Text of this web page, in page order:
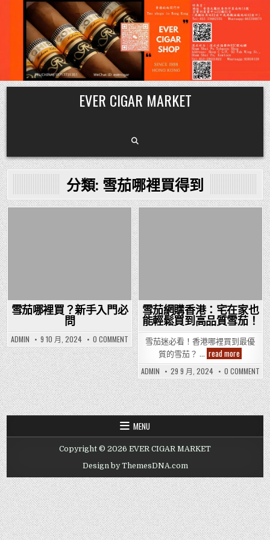
Skip
to
content
EVER CIGAR MARKET
分類: 雪茄哪裡買得到
雪茄哪裡買？新手入門必
問
ADMIN 9 10 月, 2024 0 COMMENTON
雪
茄
哪
裡
買？
新
手
入
門
必
問
雪茄網購香港：宅在家也
能輕鬆買到高品質雪茄！
雪茄迷必看！香港哪裡買到最優
質的雪茄？ … read more
茄
網
購
香
港：
宅
在
家
輕
品
質
雪
茄！
ADMIN 29 9 月, 2024 0 COMMENTON
雪
茄
網
購
香
港
宅
在
家
也
能
輕
鬆
買
到
高
品
質
雪
茄
MENU
Copyright © 2026 EVER CIGAR MARKET
Design by ThemesDNA.com